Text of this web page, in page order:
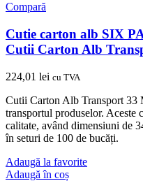
Compară
Cutie carton alb SIX
Cutii Carton Alb
224,01 lei cu TVA
Cutii Carton Alb Transport 33
transportul produselor. Aceste
calitate, având dimensiuni de
în seturi de 100 de bucăți.
Adaugă la favorite
Adaugă în coș